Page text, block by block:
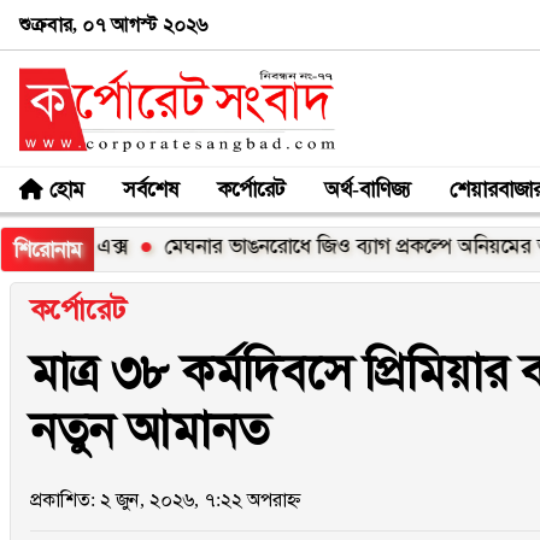
শুক্রবার, ০৭ আগস্ট ২০২৬
হোম সর্বশেষ কর্পোরেট অর্থ-বাণিজ্য
শিরোনাম মেঘনার ভাঙনরোধে জিও ব্যাগ প্রকল্পে অনিয়মের
কর্পোরেট
মাত্র ৩৮ কর্মদিবসে
নতুন আমানত
প্রকাশিত: ২ জুন, ২০২৬, ৭:২২ অপরাহ্ন